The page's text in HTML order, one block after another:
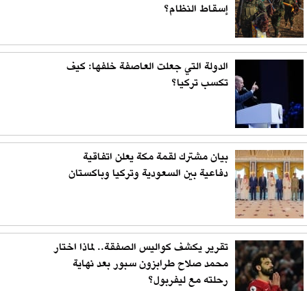
إسقاط النظام؟
الدولة التي جعلت العاصفة خلفها: كيف
تكسب تركيا؟
بيان مشترك لقمة مكة يعلن اتفاقية
دفاعية بين السعودية وتركيا وباكستان
تقرير يكشف كواليس الصفقة.. لماذا اختار
محمد صلاح طرابزون سبور بعد نهاية
رحلته مع ليفربول؟